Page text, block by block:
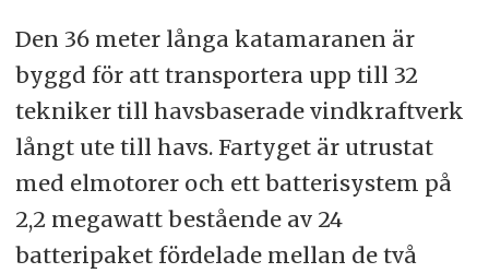
Den 36 meter långa katamaranen är
byggd för att transportera upp till 32
tekniker till havsbaserade vindkraftverk
långt ute till havs. Fartyget är utrustat
med elmotorer och ett batterisystem på
2,2 megawatt bestående av 24
batteripaket fördelade mellan de två